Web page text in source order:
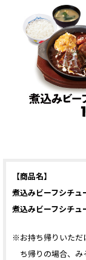
【商品名】
煮込みビーフシチュ
煮込みビーフシチュ
※お持ち帰りいただ
ち帰りの場合、み